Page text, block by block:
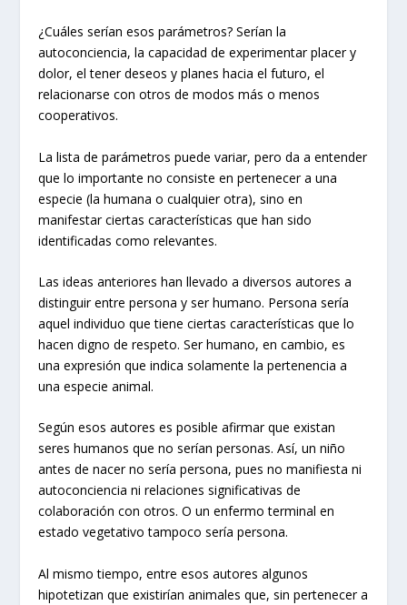
¿Cuáles serían esos parámetros? Serían la
autoconciencia, la capacidad de experimentar placer y
dolor, el tener deseos y planes hacia el futuro, el
relacionarse con otros de modos más o menos
cooperativos.
La lista de parámetros puede variar, pero da a entender
que lo importante no consiste en pertenecer a una
especie (la humana o cualquier otra), sino en
manifestar ciertas características que han sido
identificadas como relevantes.
Las ideas anteriores han llevado a diversos autores a
distinguir entre persona y ser humano. Persona sería
aquel individuo que tiene ciertas características que lo
hacen digno de respeto. Ser humano, en cambio, es
una expresión que indica solamente la pertenencia a
una especie animal.
Según esos autores es posible afirmar que existan
seres humanos que no serían personas. Así, un niño
antes de nacer no sería persona, pues no manifiesta ni
autoconciencia ni relaciones significativas de
colaboración con otros. O un enfermo terminal en
estado vegetativo tampoco sería persona.
Al mismo tiempo, entre esos autores algunos
hipotetizan que existirían animales que, sin pertenecer a